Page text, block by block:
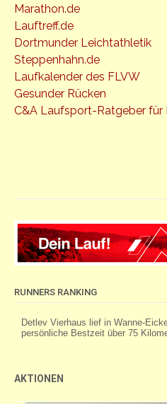
Marathon.de
Lauftreff.de
Dortmunder Leichtathletik
Steppenhahn.de
Laufkalender des FLVW
Gesunder Rücken
C&A Laufsport-Ratgeber für
RUNNERS RANKING
AKTIONEN